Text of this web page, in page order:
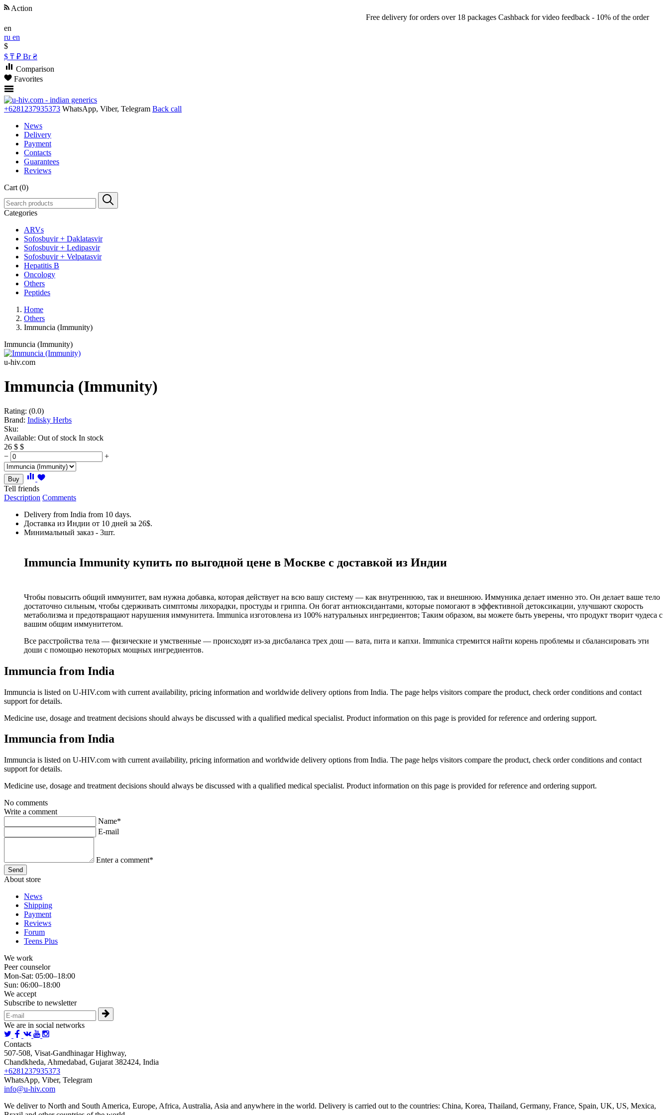
Action
Free delivery for orders over 18 packages Cashback for video feedback - 10% of the order
en
ru en
$
$ ₸ ₽ Br ₴
Comparison
Favorites
+6281237935373 WhatsApp, Viber, Telegram Back call
News
Delivery
Payment
Contacts
Guarantees
Reviews
Cart (0)
Categories
ARVs
Sofosbuvir + Daklatasvir
Sofosbuvir + Ledipasvir
Sofosbuvir + Velpatasvir
Hepatitis B
Oncology
Others
Peptides
Home
Others
Immuncia (Immunity)
Immuncia (Immunity)
u-hiv.com
Immuncia (Immunity)
Rating: (0.0)
Brand: Indisky Herbs
Sku:
Available: Out of stock In stock
26 $ $
−
+
Buy
Tell friends
Description Comments
Delivery from India from 10 days.
Доставка из Индии от 10 дней за 26$.
Минимальный заказ - 3шт.
Immuncia Immunity купить по выгодной цене в Москве с доставкой из Индии
Чтобы повысить общий иммунитет, вам нужна добавка, которая действует на всю вашу систему — как внутреннюю, так и внешнюю. Иммуника делает именно это. Он делает ваше тело
достаточно сильным, чтобы сдерживать симптомы лихорадки, простуды и гриппа. Он богат антиоксидантами, которые помогают в эффективной детоксикации, улучшают скорость
метаболизма и предотвращают нарушения иммунитета. Immunica изготовлена из 100% натуральных ингредиентов; Таким образом, вы можете быть уверены, что продукт творит чудеса с
вашим общим иммунитетом.
Все расстройства тела — физические и умственные — происходят из-за дисбаланса трех дош — вата, пита и капхи. Immunica стремится найти корень проблемы и сбалансировать эти
доши с помощью некоторых мощных ингредиентов.
Immuncia from India
Immuncia is listed on U-HIV.com with current availability, pricing information and worldwide delivery options from India. The page helps visitors compare the product, check order conditions and contact
support for details.
Medicine use, dosage and treatment decisions should always be discussed with a qualified medical specialist. Product information on this page is provided for reference and ordering support.
Immuncia from India
Immuncia is listed on U-HIV.com with current availability, pricing information and worldwide delivery options from India. The page helps visitors compare the product, check order conditions and contact
support for details.
Medicine use, dosage and treatment decisions should always be discussed with a qualified medical specialist. Product information on this page is provided for reference and ordering support.
No comments
Write a comment
Name*
E-mail
Enter a comment*
About store
News
Shipping
Payment
Reviews
Forum
Teens Plus
We work
Peer counselor
Mon-Sat: 05:00–18:00
Sun: 06:00–18:00
We accept
Subscribe to newsletter
We are in social networks
Contacts
507-508, Visat-Gandhinagar Highway,
Chandkheda, Ahmedabad, Gujarat 382424, India
+6281237935373
WhatsApp, Viber, Telegram
info@u-hiv.com
We deliver to North and South America, Europe, Africa, Australia, Asia and anywhere in the world. Delivery is carried out to the countries: China, Korea, Thailand, Germany, France, Spain, UK, US, Mexica,